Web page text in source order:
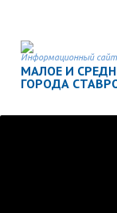
Информационный сайт
МАЛОЕ И
ГОРОДА